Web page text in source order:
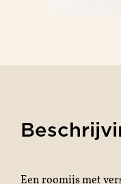
Een roomijs met